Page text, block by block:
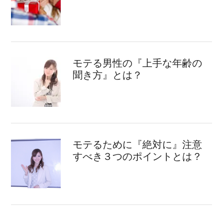
モテる男性の『上手な年齢の
聞き方』とは？
モテるために『絶対に』注意
すべき３つのポイントとは？